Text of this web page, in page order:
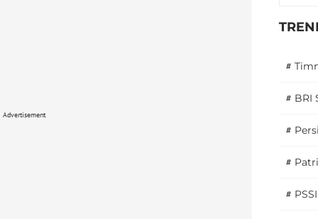
Advertisement
#
# BRI
#
#
# PSSI